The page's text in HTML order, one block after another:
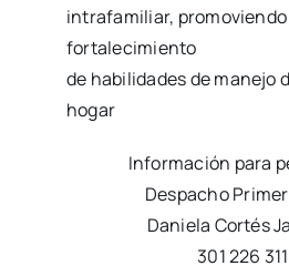
intrafamiliar, promoviendo
fortalecimiento
de habilidades de manejo
hogar
Información para
Despacho
Daniela Cortés
301 226